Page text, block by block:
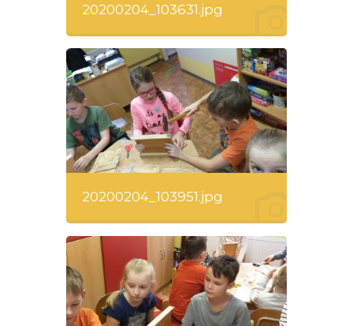
20200204_103631.jpg
20200204_103951.jpg